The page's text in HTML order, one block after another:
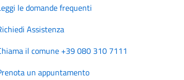
le domande frequenti
Assistenza
il comune +39 080 310 7111
un appuntamento